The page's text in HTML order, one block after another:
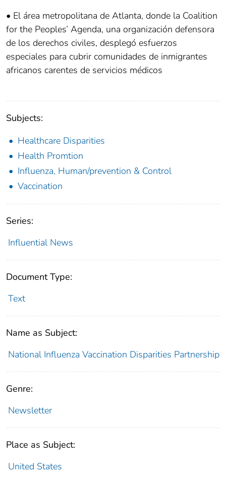
• El área metropolitana de Atlanta, donde la Coalition
for the Peoples’ Agenda, una organización defensora
de los derechos civiles, desplegó esfuerzos
especiales para cubrir comunidades de inmigrantes
africanos carentes de servicios médicos
Subjects:
Healthcare Disparities
Health Promtion
Influenza, Human/prevention & Control
Vaccination
Series:
Influential News
Document Type:
Text
Name as Subject:
National Influenza Vaccination Disparities Partnership
Genre:
Newsletter
Place as Subject:
United States